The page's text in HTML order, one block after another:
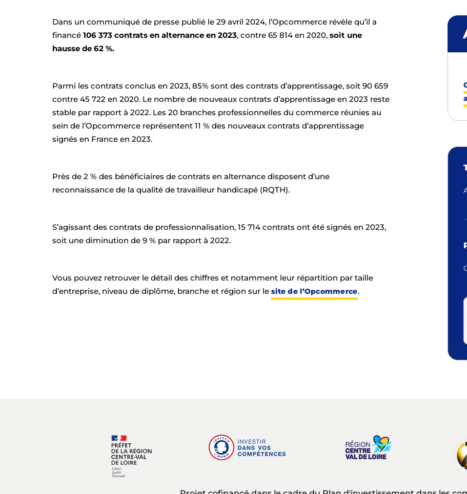
Dans un communiqué de presse publié le 29 avril 2024, l’Opcommerce révèle qu’il a
financé 106 373 contrats en alternance en 2023, contre 65 814 en 2020, soit une
hausse de 62 %.
Parmi les contrats conclus en 2023, 85% sont des contrats d’apprentissage, soit 90 659
contre 45 722 en 2020. Le nombre de nouveaux contrats d’apprentissage en 2023 reste
stable par rapport à 2022. Les 20 branches professionnelles du commerce réunies au
sein de l’Opcommerce représentent 11 % des nouveaux contrats d’apprentissage
signés en France en 2023.
Près de 2 % des bénéficiaires de contrats en alternance disposent d’une
reconnaissance de la qualité de travailleur handicapé (RQTH).
S’agissant des contrats de professionnalisation, 15 714 contrats ont été signés en 2023,
soit une diminution de 9 % par rapport à 2022.
Vous pouvez retrouver le détail des chiffres et notamment leur répartition par taille
d’entreprise, niveau de diplôme, branche et région sur le site de l’Opcommerce.